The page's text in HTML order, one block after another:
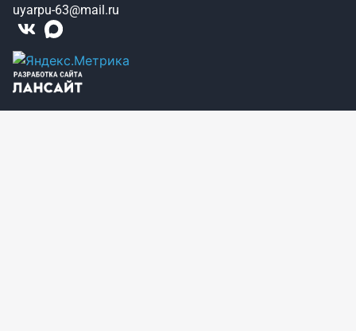
uyarpu-63@mail.ru